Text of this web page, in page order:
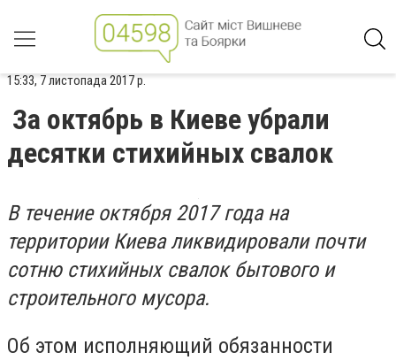
15:33, 7 листопада 2017 р.
За октябрь в Киеве убрали
десятки стихийных свалок
В течение октября 2017 года на
территории Киева ликвидировали почти
сотню стихийных свалок бытового и
строительного мусора.
Об этом исполняющий обязанности